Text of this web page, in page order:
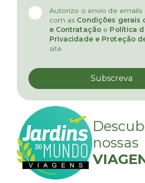
Autorizo o envio de emails
com as Condições gerais
e Contratação e Política
Privacidade e Proteção
site.
nossas